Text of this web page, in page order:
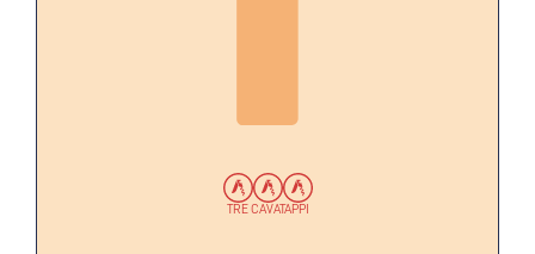
TRE CAVATAPPI